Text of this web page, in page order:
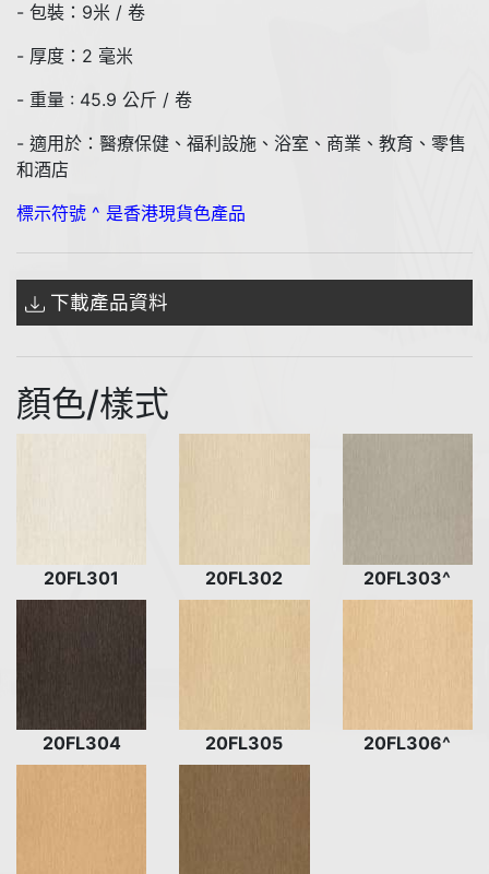
- 包裝：9米 / 卷
- 厚度：2 毫米
- 重量 : 45.9 公斤 / 卷
- 適用於：醫療保健、福利設施、浴室、商業、教育、零售
和酒店
標示符號 ^ 是香港現貨色產品
下載產品資料
顏色/樣式
20FL301 20FL302 20FL303^
20FL304 20FL305 20FL306^